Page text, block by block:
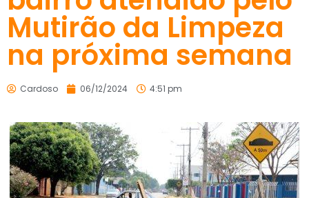
Mutirão da Limpeza
na próxima semana
Cardoso 06/12/2024 4:51 pm